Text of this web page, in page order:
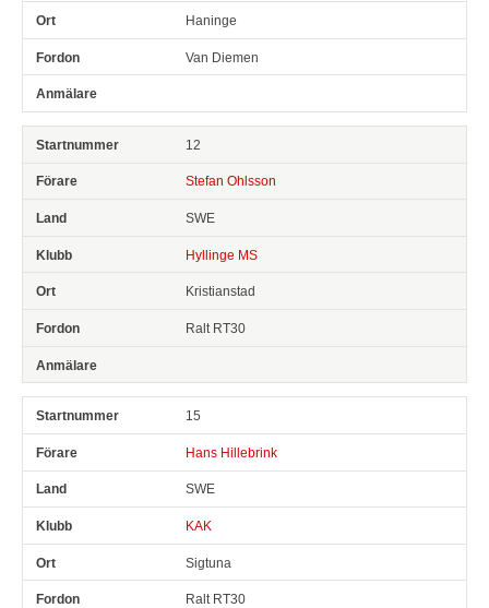
Haninge
Van Diemen
12
Stefan Ohlsson
SWE
Hyllinge MS
Kristianstad
Ralt RT30
15
Hans Hillebrink
SWE
KAK
Sigtuna
Ralt RT30